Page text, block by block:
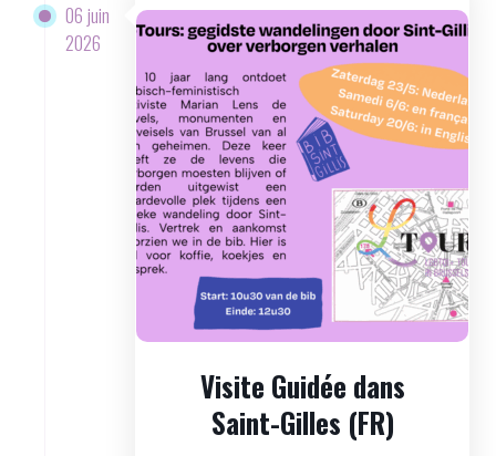
06 juin
2026
Visite Guidée dans
Saint-Gilles (FR)